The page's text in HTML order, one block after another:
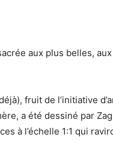
aux plus belles,
fruit de l’initiative
a été dessiné par
à l’échelle 1:1 qui